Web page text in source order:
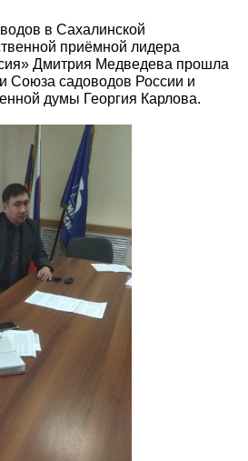
в Сахалинской
приёмной лидера
Дмитрия Медведева прошла
Союза садоводов России и
думы Георгия Карлова.